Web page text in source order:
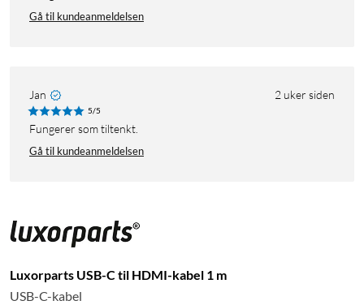
Gå til kundeanmeldelsen
Jan 2 uker siden
5/5
Fungerer som tiltenkt.
Gå til kundeanmeldelsen
Luxorparts USB-C til HDMI-kabel 1 m
USB-C-kabel